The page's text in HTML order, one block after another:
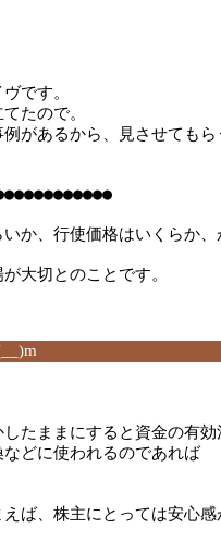
です。
たので。
があるから、見させても
か、行使価格はいくらか
大切とのことです。
たままにすると資金の有
どに使われるのであれば
えば、株主にとっては安心